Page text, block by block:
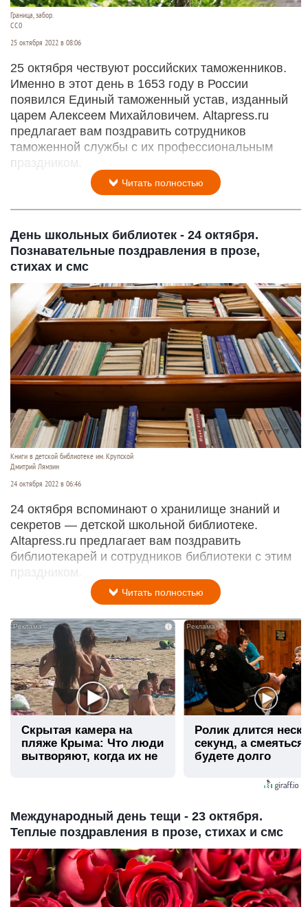
Граница, забор.
CC0
25 октября 2022 в 08:06
25 октября чествуют российских таможенников.
Именно в этот день в 1653 году в России
появился Единый таможенный устав, изданный
царем Алексеем Михайловичем. Altapress.ru
предлагает вам поздравить сотрудников
таможенной службы с их профессиональным
праздником.
Читать полностью
День школьных библиотек - 24 октября.
Познавательные поздравления в прозе,
стихах и смс
Книги в детской библиотеке им. Крупской
Дмитрий Лямзин
24 октября 2022 в 06:46
24 октября вспоминают о хранилище знаний и
секретов — детской школьной библиотеке.
Altapress.ru предлагает вам поздравить
библиотекарей и сотрудников библиотеки с этим
праздником.
Читать полностью
i
Скрытая камера на
пляже Крыма: Что люди
вытворяют, когда их не
Ролик длится
секунд, а
будете долго
Международный день тещи - 23 октября.
Теплые поздравления в прозе, стихах и смс